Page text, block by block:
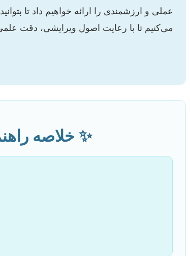
عملی و ارزشمندی را ارائه خواهیم داد تا
می‌کنیم تا با رعایت اصول ویرایشی، دقت
✨ خلاصه